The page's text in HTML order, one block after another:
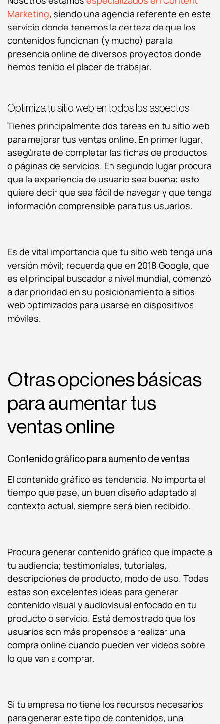
Marketing, siendo una agencia referente en este
servicio donde tenemos la certeza de que los
contenidos funcionan (y mucho) para la
presencia online de diversos proyectos donde
hemos tenido el placer de trabajar.
Optimiza tu sitio web en todos los aspectos
Tienes principalmente dos tareas en tu sitio web
para mejorar tus ventas online. En primer lugar,
asegúrate de completar las fichas de productos
o páginas de servicios. En segundo lugar procura
que la experiencia de usuario sea buena; esto
quiere decir que sea fácil de navegar y que tenga
información comprensible para tus usuarios.
Es de vital importancia que tu sitio web tenga una
versión móvil; recuerda que en 2018 Google, que
es el principal buscador a nivel mundial, comenzó
a dar prioridad en su posicionamiento a sitios
web optimizados para usarse en dispositivos
móviles.
Otras opciones básicas
para aumentar tus
ventas online
Contenido gráfico para aumento de ventas
El contenido gráfico es tendencia. No importa el
tiempo que pase, un buen diseño adaptado al
contexto actual, siempre será bien recibido.
Procura generar contenido gráfico que impacte a
tu audiencia; testimoniales, tutoriales,
descripciones de producto, modo de uso. Todas
estas son excelentes ideas para generar
contenido visual y audiovisual enfocado en tu
producto o servicio. Está demostrado que los
usuarios son más propensos a realizar una
compra online cuando pueden ver videos sobre
lo que van a comprar.
Si tu empresa no tiene los recursos necesarios
para generar este tipo de contenidos, una